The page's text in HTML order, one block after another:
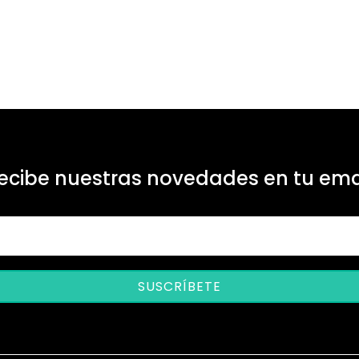
nuestras novedades en tu
SUSCRÍBETE